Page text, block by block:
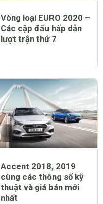
Vòng loại EURO 2020 –
Các cặp đấu hấp dẫn
lượt trận thứ 7
Accent 2018, 2019
cùng các thông số kỹ
thuật và giá bán mới
nhất